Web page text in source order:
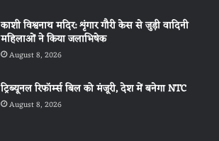
काशी विश्वनाथ मदिर: शृंगार गौरी केस से जुड़ी वादिनी
महिलाओं ने किया जलाभिषेक
August 8, 2026
ट्रिब्यूनल रिफॉर्म्स बिल को मंजूरी, देश में बनेगा NTC
August 8, 2026